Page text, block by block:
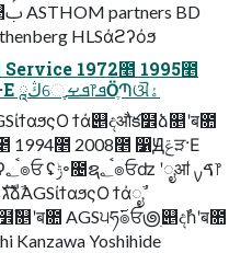
HLSάϩʔόϧ
1972೥ 1995೥
2000೥ 2022೥ ౦ژ౎ੜ·Ε ཱڭେֶܦࡁֶ෦ܦӦֶՊଔۀ